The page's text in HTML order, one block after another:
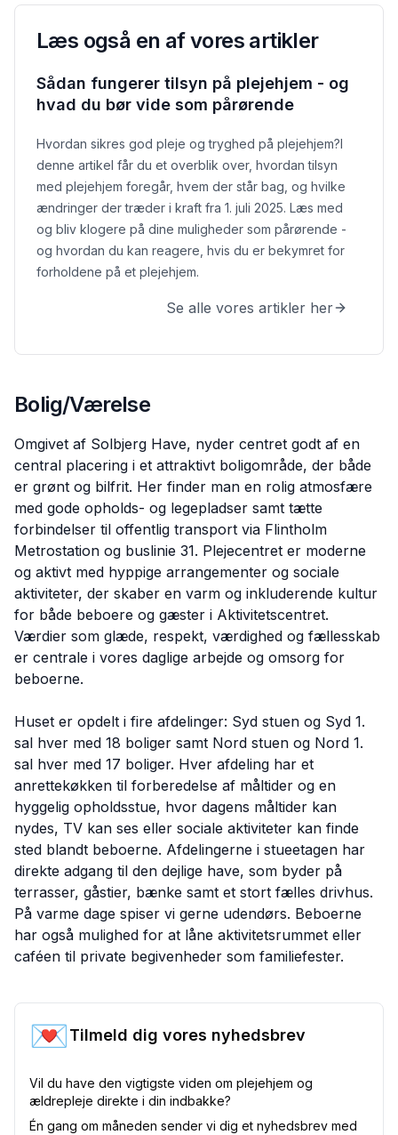
Læs også en af vores artikler
Sådan fungerer tilsyn på plejehjem - og
hvad du bør vide som pårørende
Hvordan sikres god pleje og tryghed på plejehjem?I
denne artikel får du et overblik over, hvordan tilsyn
med plejehjem foregår, hvem der står bag, og hvilke
ændringer der træder i kraft fra 1. juli 2025. Læs med
og bliv klogere på dine muligheder som pårørende -
og hvordan du kan reagere, hvis du er bekymret for
forholdene på et plejehjem.
Se alle vores artikler her
Bolig/Værelse
Omgivet af Solbjerg Have, nyder centret godt af en
central placering i et attraktivt boligområde, der både
er grønt og bilfrit. Her finder man en rolig atmosfære
med gode opholds- og legepladser samt tætte
forbindelser til offentlig transport via Flintholm
Metrostation og buslinie 31. Plejecentret er moderne
og aktivt med hyppige arrangementer og sociale
aktiviteter, der skaber en varm og inkluderende kultur
for både beboere og gæster i Aktivitetscentret.
Værdier som glæde, respekt, værdighed og fællesskab
er centrale i vores daglige arbejde og omsorg for
beboerne.
Huset er opdelt i fire afdelinger: Syd stuen og Syd 1.
sal hver med 18 boliger samt Nord stuen og Nord 1.
sal hver med 17 boliger. Hver afdeling har et
anrettekøkken til forberedelse af måltider og en
hyggelig opholdsstue, hvor dagens måltider kan
nydes, TV kan ses eller sociale aktiviteter kan finde
sted blandt beboerne. Afdelingerne i stueetagen har
direkte adgang til den dejlige have, som byder på
terrasser, gåstier, bænke samt et stort fælles drivhus.
På varme dage spiser vi gerne udendørs. Beboerne
har også mulighed for at låne aktivitetsrummet eller
caféen til private begivenheder som familiefester.
💌Tilmeld dig vores nyhedsbrev
Vil du have den vigtigste viden om plejehjem og
ældrepleje direkte i din indbakke?
Én gang om måneden sender vi dig et nyhedsbrev med